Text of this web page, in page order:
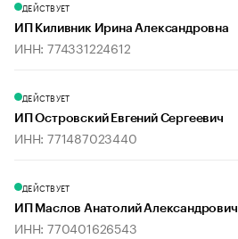
ДЕЙСТВУЕТ
ИП Киливник Ирина Александровна
ИНН: 774331224612
ДЕЙСТВУЕТ
ИП Островский Евгений Сергеевич
ИНН: 771487023440
ДЕЙСТВУЕТ
ИП Маслов Анатолий Александрович
ИНН: 770401626543